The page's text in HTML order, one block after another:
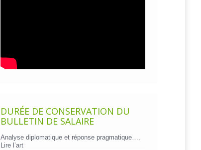
DURÉE DE CONSERVATION DU
BULLETIN DE SALAIRE
Analyse diplomatique et réponse pragmatique….
Lire l’art